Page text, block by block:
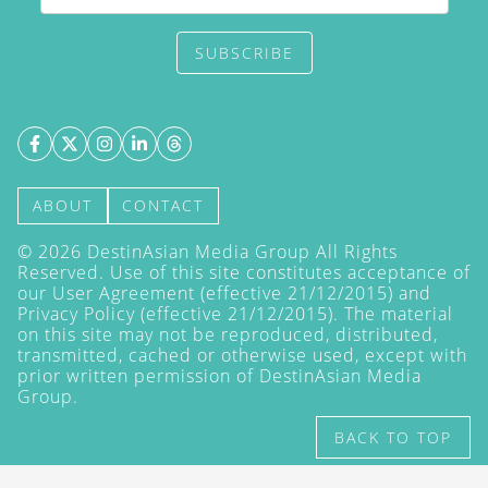
SUBSCRIBE
ABOUT CONTACT
© 2026 DestinAsian Media Group All Rights
Reserved. Use of this site constitutes acceptance of
our User Agreement (effective 21/12/2015) and
Privacy Policy (effective 21/12/2015). The material
on this site may not be reproduced, distributed,
transmitted, cached or otherwise used, except with
prior written permission of DestinAsian Media
Group.
BACK TO TOP